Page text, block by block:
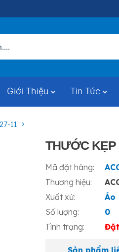
Giới Thiệu Tin Tức
11
THƯỚC KẸP
Mã đặt hàng:
Thương hiệu:
Xuất xứ:
Áo
Số lượng:
0
Tình trạng:
Sản phẩm